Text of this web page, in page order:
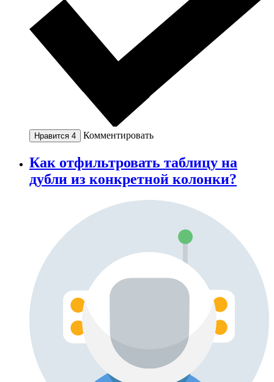
Нравится 4 Комментировать
Как отфильтровать таблицу на
дубли из конкретной колонки?